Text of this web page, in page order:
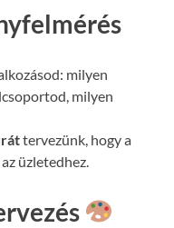
milyen
milyen
tervezünk, hogy a
üzletedhez.